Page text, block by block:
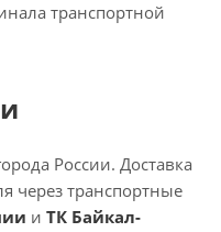
транспортной
России. Доставка
через транспортные
и ТК Байкал-